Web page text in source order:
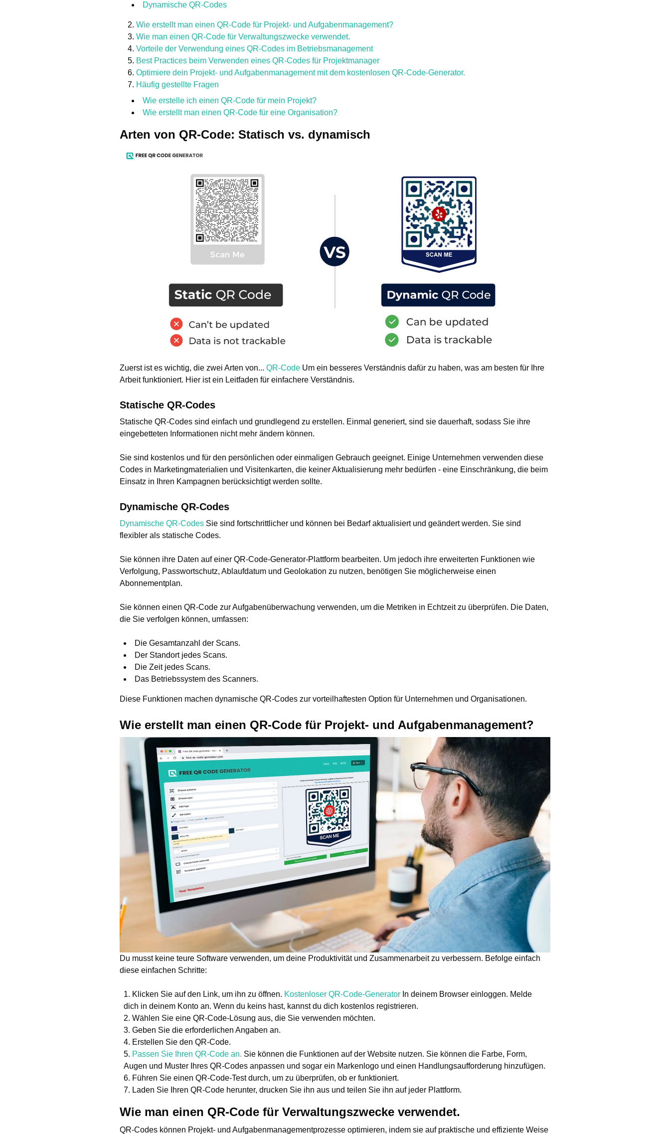
Dynamische QR-Codes
Wie erstellt man einen QR-Code für Projekt- und Aufgabenmanagement?
Wie man einen QR-Code für Verwaltungszwecke verwendet.
Vorteile der Verwendung eines QR-Codes im Betriebsmanagement
Best Practices beim Verwenden eines QR-Codes für Projektmanager
Optimiere dein Projekt- und Aufgabenmanagement mit dem kostenlosen QR-Code-Generator.
Häufig gestellte Fragen
Wie erstelle ich einen QR-Code für mein Projekt?
Wie erstellt man einen QR-Code für eine Organisation?
Arten von QR-Code: Statisch vs. dynamisch
Zuerst ist es wichtig, die zwei Arten von... QR-Code Um ein besseres Verständnis dafür zu haben, was am besten für Ihre
Arbeit funktioniert. Hier ist ein Leitfaden für einfachere Verständnis.
Statische QR-Codes
Statische QR-Codes sind einfach und grundlegend zu erstellen. Einmal generiert, sind sie dauerhaft, sodass Sie ihre
eingebetteten Informationen nicht mehr ändern können.
Sie sind kostenlos und für den persönlichen oder einmaligen Gebrauch geeignet. Einige Unternehmen verwenden diese
Codes in Marketingmaterialien und Visitenkarten, die keiner Aktualisierung mehr bedürfen - eine Einschränkung, die beim
Einsatz in Ihren Kampagnen berücksichtigt werden sollte.
Dynamische QR-Codes
Dynamische QR-Codes Sie sind fortschrittlicher und können bei Bedarf aktualisiert und geändert werden. Sie sind
flexibler als statische Codes.
Sie können ihre Daten auf einer QR-Code-Generator-Plattform bearbeiten. Um jedoch ihre erweiterten Funktionen wie
Verfolgung, Passwortschutz, Ablaufdatum und Geolokation zu nutzen, benötigen Sie möglicherweise einen
Abonnementplan.
Sie können einen QR-Code zur Aufgabenüberwachung verwenden, um die Metriken in Echtzeit zu überprüfen. Die Daten,
die Sie verfolgen können, umfassen:
Die Gesamtanzahl der Scans.
Der Standort jedes Scans.
Die Zeit jedes Scans.
Das Betriebssystem des Scanners.
Diese Funktionen machen dynamische QR-Codes zur vorteilhaftesten Option für Unternehmen und Organisationen.
Wie erstellt man einen QR-Code für Projekt- und Aufgabenmanagement?
Du musst keine teure Software verwenden, um deine Produktivität und Zusammenarbeit zu verbessern. Befolge einfach
diese einfachen Schritte:
Klicken Sie auf den Link, um ihn zu öffnen. Kostenloser QR-Code-Generator In deinem Browser einloggen. Melde
dich in deinem Konto an. Wenn du keins hast, kannst du dich kostenlos registrieren.
Wählen Sie eine QR-Code-Lösung aus, die Sie verwenden möchten.
Geben Sie die erforderlichen Angaben an.
Erstellen Sie den QR-Code.
Passen Sie Ihren QR-Code an. Sie können die Funktionen auf der Website nutzen. Sie können die Farbe, Form,
Augen und Muster Ihres QR-Codes anpassen und sogar ein Markenlogo und einen Handlungsaufforderung hinzufügen.
Führen Sie einen QR-Code-Test durch, um zu überprüfen, ob er funktioniert.
Laden Sie Ihren QR-Code herunter, drucken Sie ihn aus und teilen Sie ihn auf jeder Plattform.
Wie man einen QR-Code für Verwaltungszwecke verwendet.
QR-Codes können Projekt- und Aufgabenmanagementprozesse optimieren, indem sie auf praktische und effiziente Weise